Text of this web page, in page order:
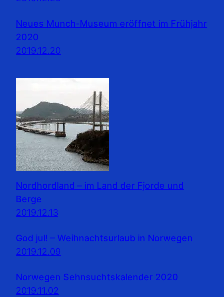
Neues Munch-Museum eröffnet im Frühjahr
2020
2019.12.20
Nordhordland – im Land der Fjorde und
Berge
2019.12.13
God jul! – Weihnachtsurlaub in Norwegen
2019.12.09
Norwegen Sehnsuchtskalender 2020
2019.11.02